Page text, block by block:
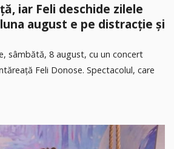
iar Feli deschide zilele
august e pe distracție și
sâmbătă, 8 august, cu un concert
Feli Donose. Spectacolul, care